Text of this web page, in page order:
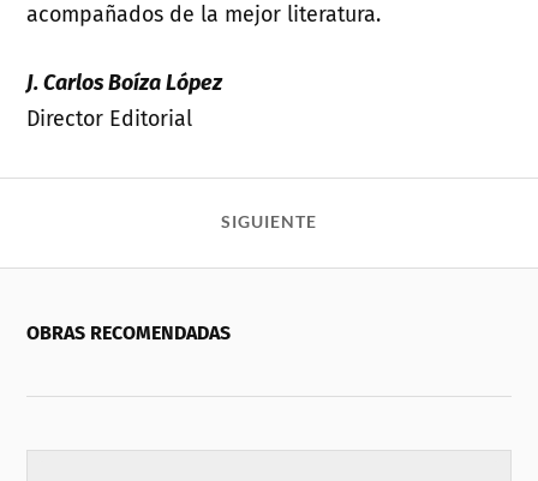
acompañados de la mejor literatura.
J. Carlos Boíza López
Director Editorial
SIGUIENTE
OBRAS RECOMENDADAS